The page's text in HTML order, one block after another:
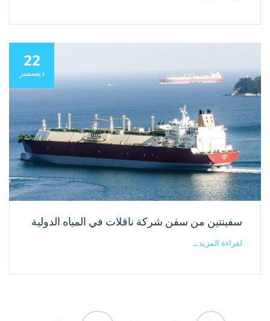
22
ديسمبر
سفينتين من سفن شركة ناقلات في المياه الدولية
لقراءة المزيد→